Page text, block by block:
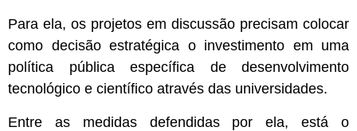
Para ela, os projetos em discussão precisam colocar
como decisão estratégica o investimento em uma
política pública específica de desenvolvimento
tecnológico e científico através das universidades.
Entre as medidas defendidas por ela, está o